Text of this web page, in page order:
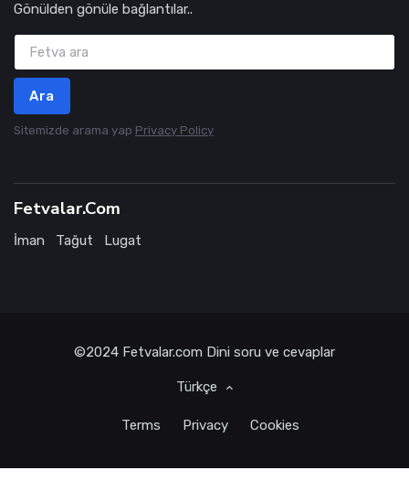
Gönülden gönüle bağlantılar..
Ara
Sitemizde arama yap Privacy Policy
Fetvalar.Com
İman Tağut Lugat
©2024 Fetvalar.com Dini soru ve cevaplar
Türkçe
Terms Privacy Cookies